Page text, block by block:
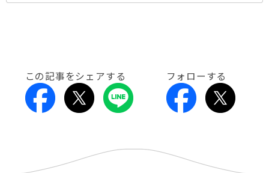
この記事をシェアする フォローする